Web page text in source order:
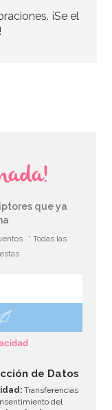
¡Se el
que ya
* Todas las
de Datos
Transferencias
del